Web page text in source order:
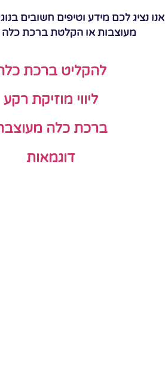
אנו נציג לכם מידע וטיפים חשובים
מעוצבות או הקלטת ברכת כלה
להקליט ברכת
ליווי מוזיקת רקע
ברכת כלה
דוגמאות